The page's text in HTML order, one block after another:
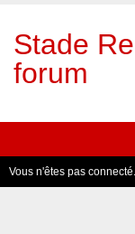
Stade
forum
Vous n'êtes pas connecté.